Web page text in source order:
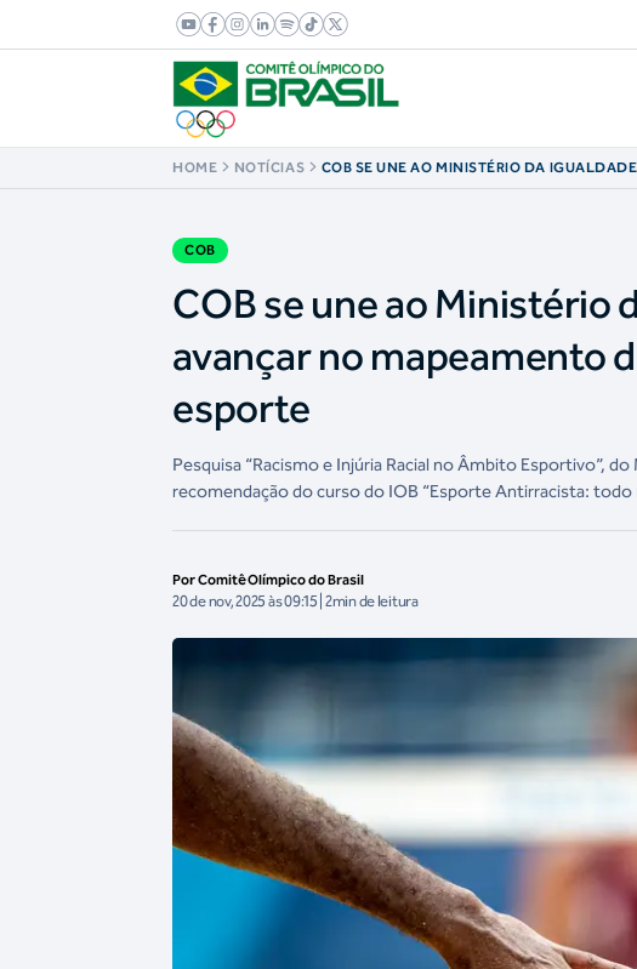
HOME NOTÍCIAS
COB SE UNE AO MINISTÉRIO DA IGUALDADE
COB
COB se une ao Ministério
avançar no mapeamento
esporte
Pesquisa “Racismo e Injúria Racial no Âmbito Esportivo”,
recomendação do curso do IOB “Esporte Antirracista: todo
Por Comitê Olímpico do Brasil
20 de nov, 2025 às 09:15 | 2min de leitura